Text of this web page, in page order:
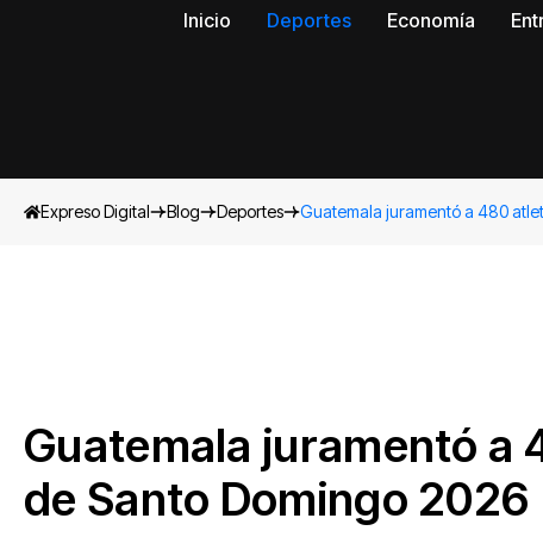
Inicio Deportes Economía
Expreso Digital Blog Deportes Guatemala juramentó a 480
Guatemala juramentó a
de Santo Domingo 2026